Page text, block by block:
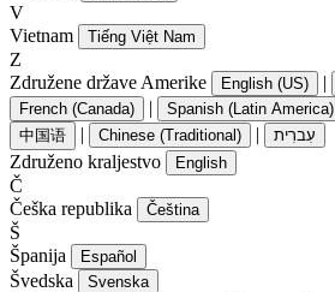
V
Vietnam
Tiếng Việt Nam
Z
Združene države Amerike
English (US) |
French (Canada) | Spanish (Latin America)
中国语 | Chinese (Traditional) | עִברִית
Združeno kraljestvo English
Č
Češka republika
Čeština
Š
Španija
Español
Švedska Svenska